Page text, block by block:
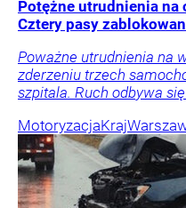
Potężne utrudnienia na
Cztery pasy
Poważne utrudnienia na
zderzeniu trzech
szpitala. Ruch odbywa
MotoryzacjaKraj